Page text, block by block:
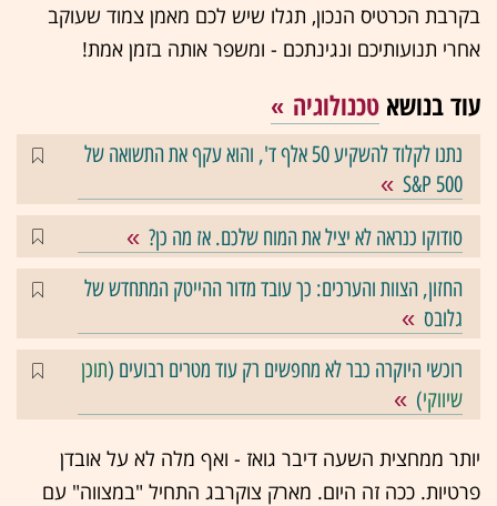
בקרבת הכרטיס הנכון, תגלו שיש לכם מאמן צמוד שעוקב
אחרי תנועותיכם ונגינתכם - ומשפר אותה בזמן אמת!
עוד בנושא טכנולוגיה
נתנו לקלוד להשקיע 50 אלף ד', והוא עקף את התשואה של
S&P 500
סודוקו כנראה לא יציל את המוח שלכם. אז מה כן?
החזון, הצוות והערכים: כך עובד מדור ההייטק המתחדש של
גלובס
רוכשי היוקרה כבר לא מחפשים רק עוד מטרים רבועים (תוכן
שיווקי)
יותר ממחצית השעה דיבר גואז - ואף מלה לא על אובדן
פרטיות. ככה זה היום. מארק צוקרבג התחיל "במצווה" עם